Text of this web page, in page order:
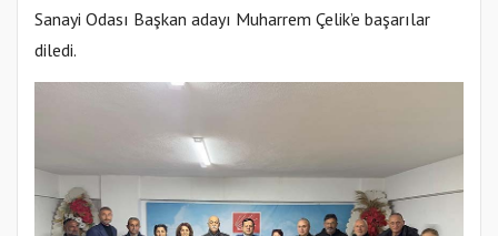
Sanayi Odası Başkan adayı Muharrem Çelik’e başarılar
diledi.